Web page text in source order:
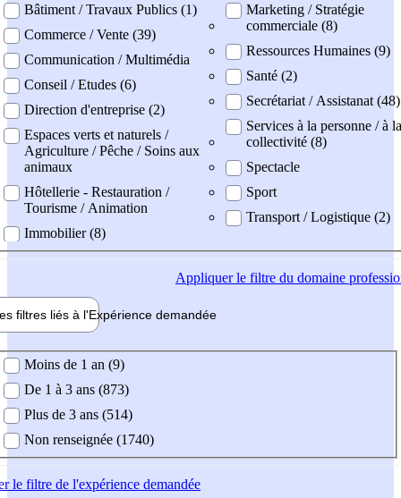
Bâtiment / Travaux Publics (1)
Commerce / Vente (39)
Communication / Multimédia
Conseil / Etudes (6)
Direction d'entreprise (2)
Espaces verts et naturels /
Agriculture / Pêche / Soins aux
animaux
Hôtellerie - Restauration /
Tourisme / Animation
Immobilier (8)
Marketing / Stratégie
commerciale (8)
Ressources Humaines (9)
Santé (2)
Secrétariat / Assistanat (48)
Services à la personne / à la
collectivité (8)
Spectacle
Sport
Transport / Logistique (2)
Appliquerle filtre du domaine
filtres liés à l'Expérience demandée
demandée
Moins de 1 an (9)
De 1 à 3 ans (873)
Plus de 3 ans (514)
Non renseignée (1740)
le filtre de l'expérience demandée